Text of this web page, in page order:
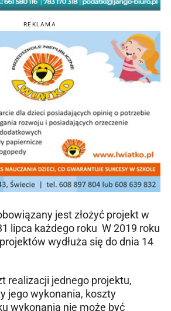
REKLAMA
jest złożyć projekt w
lipca każdego roku W 2019 roku
wydłuża się do dnia 14
realizacji jednego projektu,
jego wykonania, koszty
wykonania nie może być